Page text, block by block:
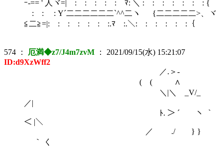
ｰ-== ' 人ヾ=| : : : : : ﾏ: ＼ : : : : : : : {
: : : Y´二二二二二二`^^二ヽ {二二二二二>、ヾ
≦二≧=|: : : : : : :.ﾏ :.＼: : : : : :｛
574 ： 厄満◆z7/J4m7zvM ： 2021/09/15(水) 15:21:07
ID:d9XzWff2
／.＞‐
( ( ∧
＼|＼ _V/_
／|
ﾄ. ＞ ´ ヽ ｀
＜ |＼
／ ./ } }
｀ く